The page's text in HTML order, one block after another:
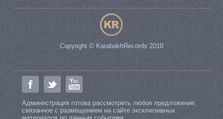
Copyright © KarabakhRecords 2010
Администрация готова рассмотреть любое предложение,
связанное с размещением на сайте эксклюзивных